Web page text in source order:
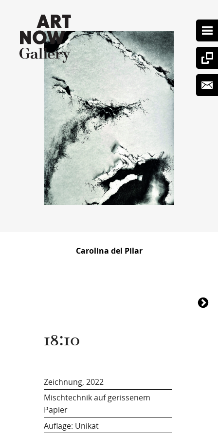
Carolina del Pilar
18:10
Zeichnung, 2022
Mischtechnik auf gerissenem
Papier
Auflage: Unikat